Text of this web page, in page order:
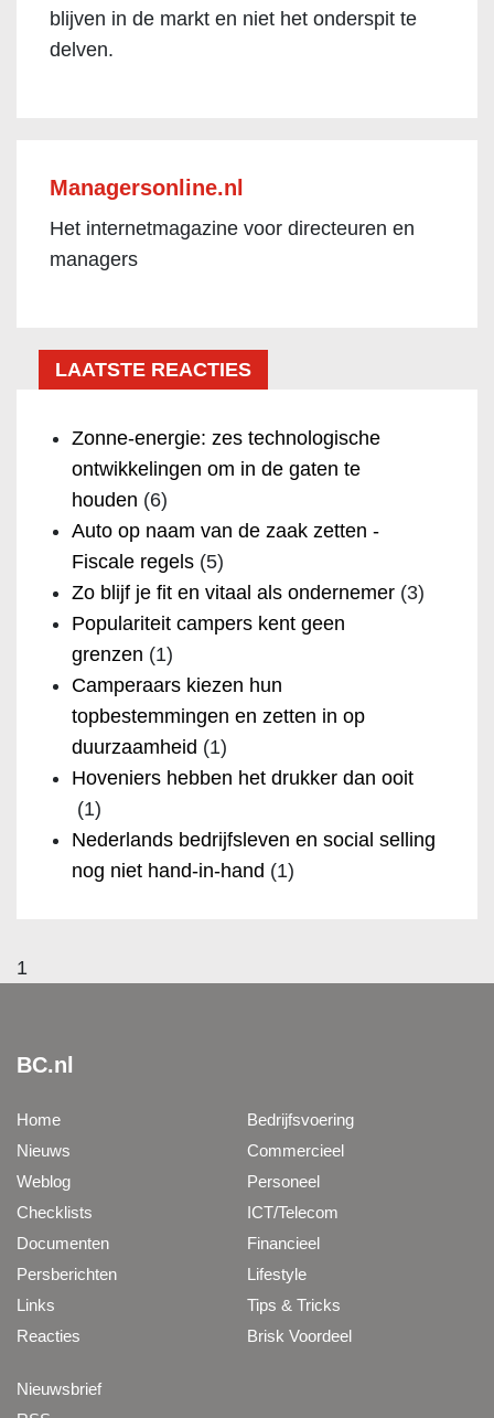
blijven in de markt en niet het onderspit te
delven.
Managersonline.nl
Het internetmagazine voor directeuren en
managers
LAATSTE REACTIES
Zonne-energie: zes technologische
ontwikkelingen om in de gaten te
houden (6)
Auto op naam van de zaak zetten -
Fiscale regels (5)
Zo blijf je fit en vitaal als ondernemer (3)
Populariteit campers kent geen
grenzen (1)
Camperaars kiezen hun
topbestemmingen en zetten in op
duurzaamheid (1)
Hoveniers hebben het drukker dan ooit
(1)
Nederlands bedrijfsleven en social selling
nog niet hand-in-hand (1)
1
BC.nl
Home
Nieuws
Weblog
Checklists
Documenten
Persberichten
Links
Reacties
Bedrijfsvoering
Commercieel
Personeel
ICT/Telecom
Financieel
Lifestyle
Tips & Tricks
Brisk Voordeel
Nieuwsbrief